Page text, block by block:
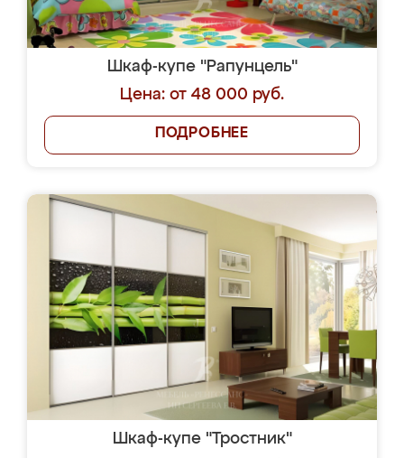
Шкаф-купе "Рапунцель"
Цена: от 48 000 руб.
ПОДРОБНЕЕ
Шкаф-купе "Тростник"